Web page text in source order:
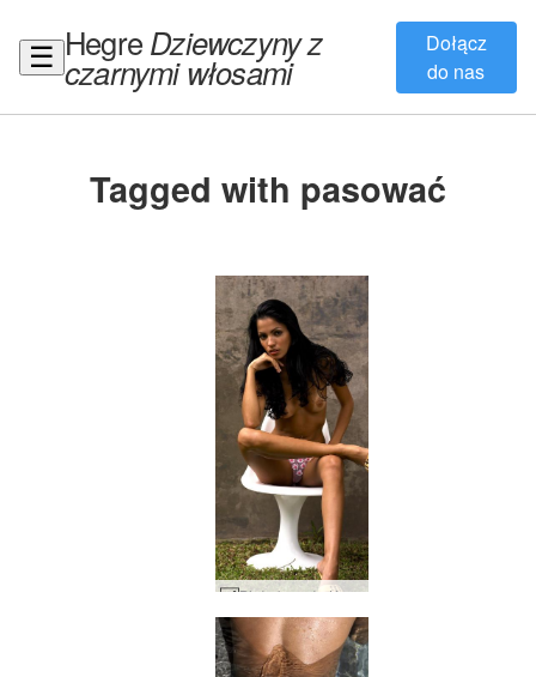
☰ HegreDziewczyny z
czarnymi włosami
Dołącz
do nas
Tagged with pasować
Białe krzesło Keity #6